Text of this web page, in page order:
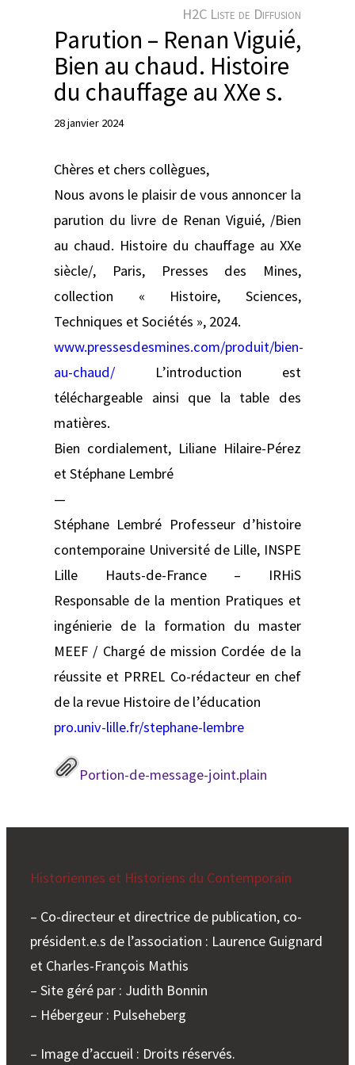
H2C Liste de Diffusion
Parution – Renan Viguié,
Bien au chaud. Histoire
du chauffage au XXe s.
28 janvier 2024
Chères et chers collègues,
Nous avons le plaisir de vous annoncer la
parution du livre de Renan Viguié, /Bien
au chaud. Histoire du chauffage au XXe
siècle/, Paris, Presses des Mines,
collection « Histoire, Sciences,
Techniques et Sociétés », 2024.
www.pressesdesmines.com/produit/bien-
au-chaud/ L’introduction est
téléchargeable ainsi que la table des
matières.
Bien cordialement, Liliane Hilaire-Pérez
et Stéphane Lembré
—
Stéphane Lembré Professeur d’histoire
contemporaine Université de Lille, INSPE
Lille Hauts-de-France – IRHiS
Responsable de la mention Pratiques et
ingénierie de la formation du master
MEEF / Chargé de mission Cordée de la
réussite et PRREL Co-rédacteur en chef
de la revue Histoire de l’éducation
pro.univ-lille.fr/stephane-lembre
Portion-de-message-joint.plain
Historiennes et Historiens du Contemporain
– Co-directeur et directrice de publication, co-
président.e.s de l’association : Laurence Guignard
et Charles-François Mathis
– Site géré par : Judith Bonnin
– Hébergeur : Pulseheberg
– Image d’accueil : Droits réservés.